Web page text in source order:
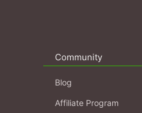
Community
Blog
Affiliate Program